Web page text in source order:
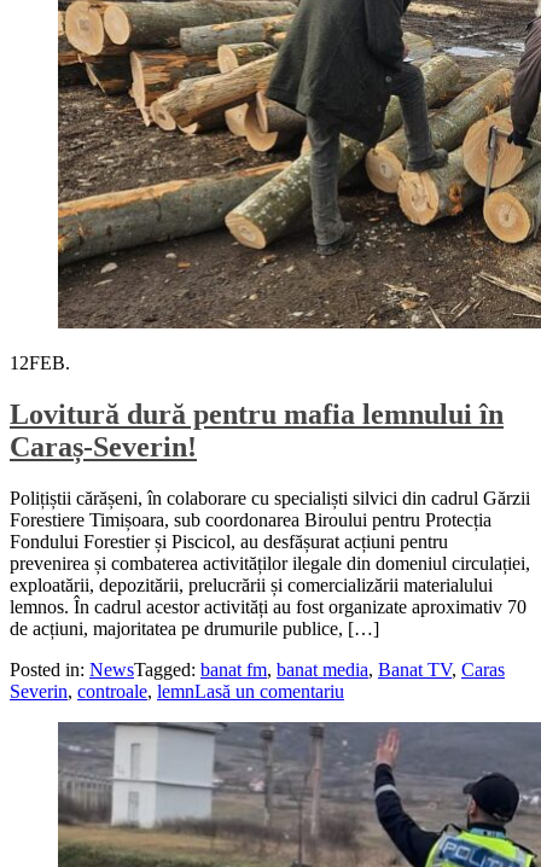
12FEB.
Lovitură dură pentru mafia lemnului în
Caraș-Severin!
Polițiștii cărășeni, în colaborare cu specialiști silvici din cadrul Gărzii
Forestiere Timișoara, sub coordonarea Biroului pentru Protecția
Fondului Forestier și Piscicol, au desfășurat acțiuni pentru
prevenirea și combaterea activităților ilegale din domeniul circulației,
exploatării, depozitării, prelucrării și comercializării materialului
lemnos. În cadrul acestor activități au fost organizate aproximativ 70
de acțiuni, majoritatea pe drumurile publice, […]
Posted in: NewsTagged: banat fm, banat media, Banat TV, Caras
Severin, controale, lemnLasă un comentariu